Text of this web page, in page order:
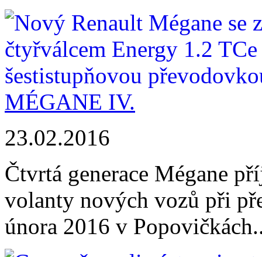
MÉGANE IV.
23.02.2016
Čtvrtá generace Mégane
volanty nových vozů při
února 2016 v